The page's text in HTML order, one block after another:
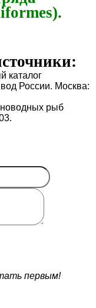
каталог
России. Москва:
рыб
первым!